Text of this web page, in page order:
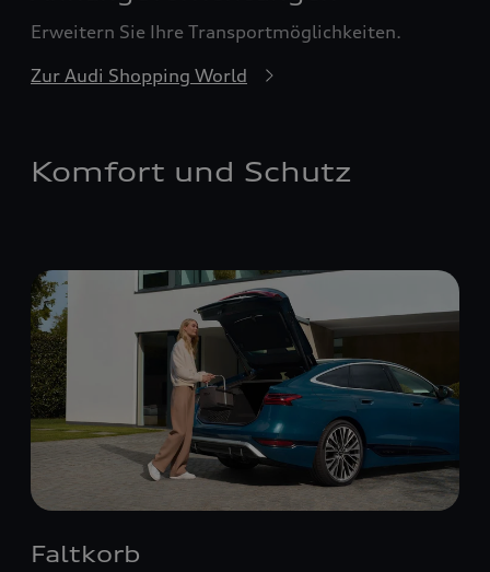
Erweitern Sie Ihre Transportmöglichkeiten.
Zur Audi Shopping World
Komfort und Schutz
Faltkorb